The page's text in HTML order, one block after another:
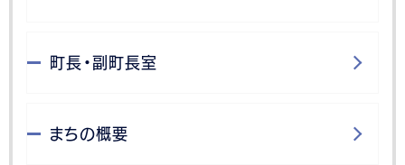
町長・副町長室
まちの概要